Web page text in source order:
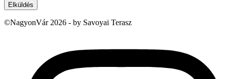
Elküldés
©NagyonVár 2026 - by Savoyai Terasz